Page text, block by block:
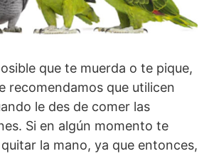
que te muerda o te pique,
recomendamos que utilicen
le des de comer las
Si en algún momento te
la mano, ya que entonces,